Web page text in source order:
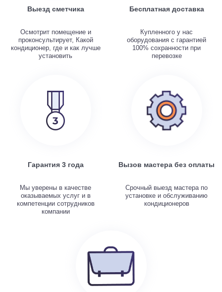
Выезд сметчика
Осмотрит помещение и
проконсультирует, Какой
кондиционер, где и как лучше
установить
Бесплатная доставка
Купленного у нас
оборудования с гарантией
100% сохранности при
перевозке
Гарантия 3 года
Мы уверены в качестве
оказываемых услуг и в
компетенции сотрудников
компании
Вызов мастера без оплаты
Срочный выезд мастера по
установке и обслуживанию
кондиционеров